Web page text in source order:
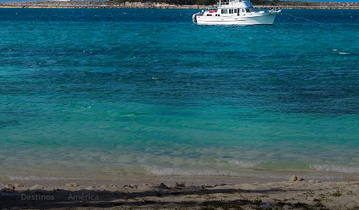
Destinos América